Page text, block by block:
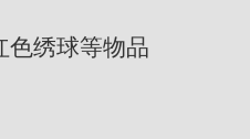
色绣球等物品